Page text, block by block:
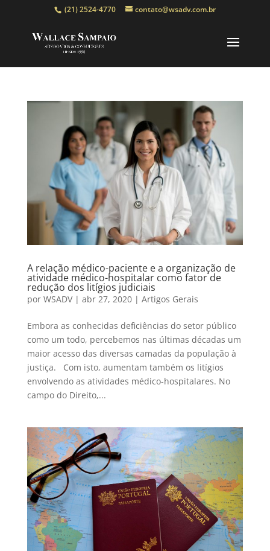
(21) 2524-4770 contato@wsadv.com.br
A relação médico-paciente e a organização de
atividade médico-hospitalar como fator de
redução dos litígios judiciais
por WSADV| abr 27, 2020| Artigos Gerais
Embora as conhecidas deficiências do setor público
como um todo, percebemos nas últimas décadas um
maior acesso das diversas camadas da população à
justiça. Com isto, aumentam também os litígios
envolvendo as atividades médico-hospitalares. No
campo do Direito,...